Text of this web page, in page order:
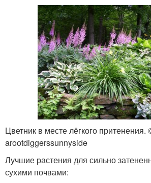
Цветник в месте лёгкого притенения.
arootdiggerssunnyside
Лучшие растения для сильно
сухими почвами: